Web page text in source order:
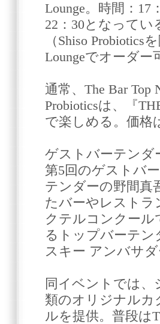
Lounge。時間：
22：30となって
（Shiso Probiotics
Loungeでオーダー
通常、The Bar
Probioticsは、『
で楽しめる。価格
ゲストバーテンダ
第5回のゲストバ
テンダーの野間真
たバーやレストラ
クテルコンクール
るトップバーテ
スキー アンバサダ
同イベントでは、
類のオリジナルカ
ルを提供。普段は